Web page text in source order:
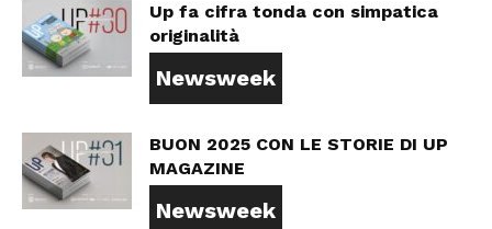
Up fa cifra tonda con simpatica
originalità
Newsweek
BUON 2025 CON LE STORIE DI UP
MAGAZINE
Newsweek